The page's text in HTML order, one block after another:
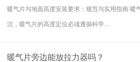
暖气片与地面高度安装要求：规范与实用指南
沉，暖气片的高度定位必须遵循科学…
暖气片旁边能放拉力器吗？